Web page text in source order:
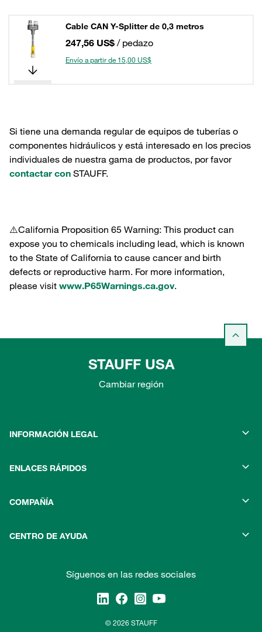
Cable CAN Y-Splitter de 0,3 metros
247,56 US$ / pedazo
Envío a partir de 15,00 US$
Si tiene una demanda regular de equipos de tuberías o
componentes hidráulicos y está interesado en los precios
individuales de nuestra gama de productos, por favor
contactar con STAUFF.
⚠️California Proposition 65 Warning: This product can
expose you to chemicals including lead, which is known
to the State of California to cause cancer and birth
defects or reproductive harm. For more information,
please visit www.P65Warnings.ca.gov.
STAUFF USA
Cambiar región
INFORMACIÓN LEGAL
ENLACES RÁPIDOS
COMPAÑÍA
CENTRO DE AYUDA
Síguenos en las redes sociales
© 2026 STAUFF